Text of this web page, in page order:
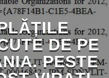
DE PE
PESTE